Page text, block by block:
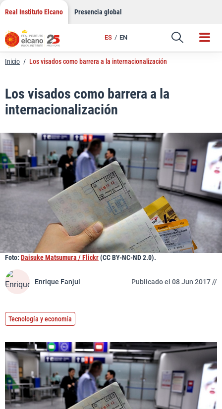
Saltar
contenido
Real Instituto Elcano Presencia global
ES EN
Enlace
Inicio / Los visados como barrera a la internacionalización
Los visados como barrera a la
internacionalización
Foto: Daisuke Matsumura / Flickr(CC BY-NC-ND 2.0).
Enrique Fanjul Publicado el 08 Jun 2017 //
Tecnología y economía